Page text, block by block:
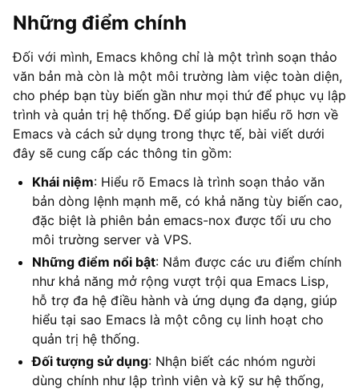
Những điểm chính
Đối với mình, Emacs không chỉ là một trình soạn thảo
văn bản mà còn là một môi trường làm việc toàn diện,
cho phép bạn tùy biến gần như mọi thứ để phục vụ lập
trình và quản trị hệ thống. Để giúp bạn hiểu rõ hơn về
Emacs và cách sử dụng trong thực tế, bài viết dưới
đây sẽ cung cấp các thông tin gồm:
Khái niệm: Hiểu rõ Emacs là trình soạn thảo văn
bản dòng lệnh mạnh mẽ, có khả năng tùy biến cao,
đặc biệt là phiên bản emacs-nox được tối ưu cho
môi trường server và VPS.
Những điểm nổi bật: Nắm được các ưu điểm chính
như khả năng mở rộng vượt trội qua Emacs Lisp,
hỗ trợ đa hệ điều hành và ứng dụng đa dạng, giúp
hiểu tại sao Emacs là một công cụ linh hoạt cho
quản trị hệ thống.
Đối tượng sử dụng: Nhận biết các nhóm người
dùng chính như lập trình viên và kỹ sư hệ thống,